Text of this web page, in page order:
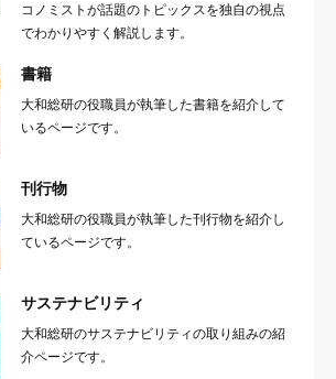
コノミストが話題のトピックスを独自の視点
でわかりやすく解説します。
書籍
大和総研の役職員が執筆した書籍を紹介して
いるページです。
刊行物
大和総研の役職員が執筆した刊行物を紹介し
ているページです。
サステナビリティ
大和総研のサステナビリティの取り組みの紹
介ページです。